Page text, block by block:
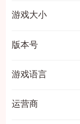
游戏大小
版本号
游戏语言
运营商